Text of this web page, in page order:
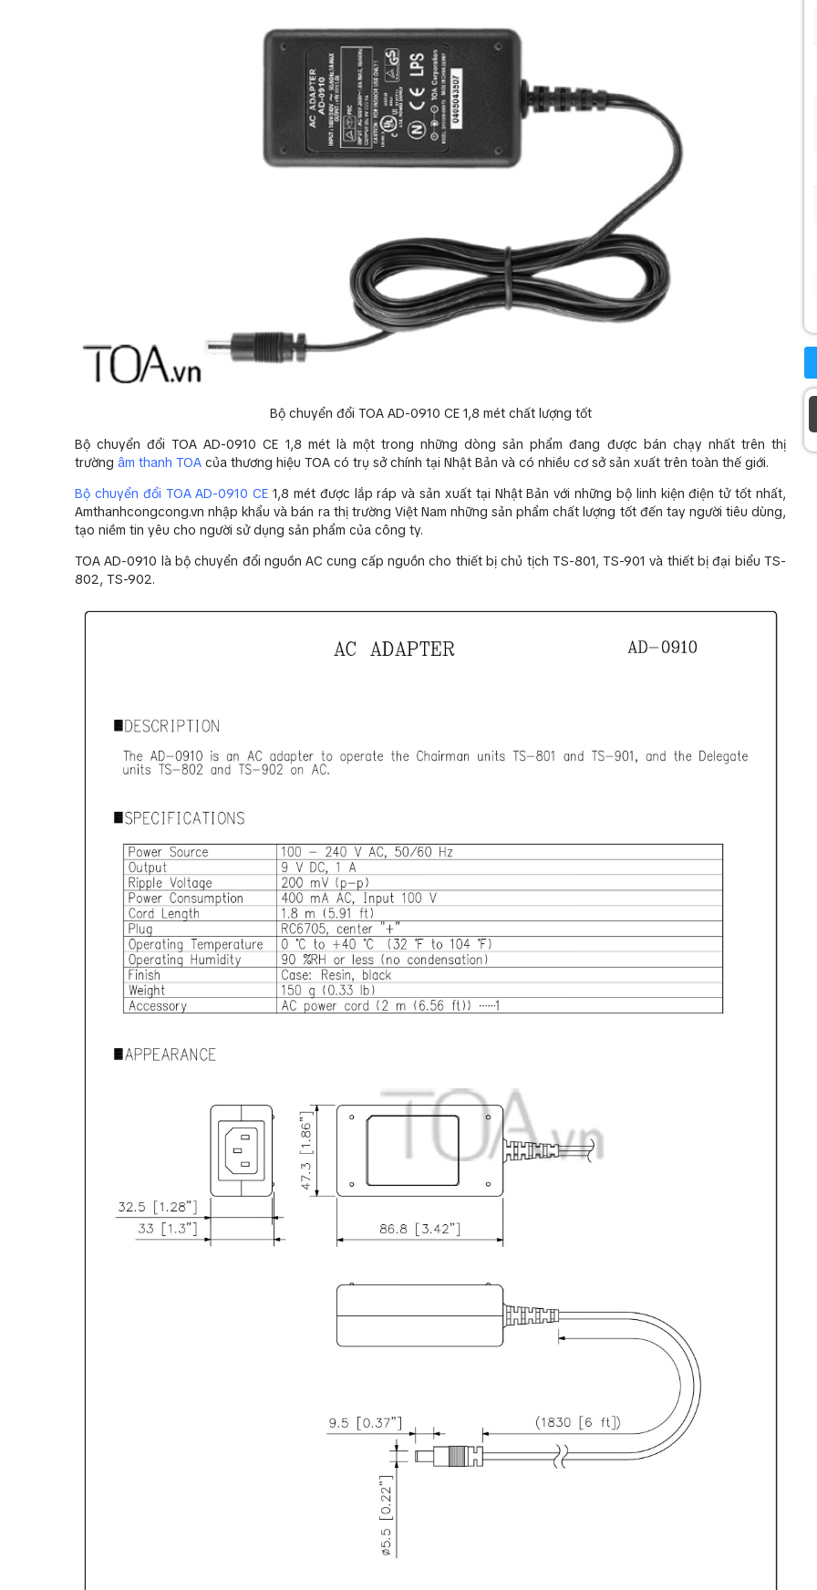
Bộ chuyển đổi TOA AD-0910 CE 1,8 mét chất lượng tốt
Bộ chuyển đổi TOA AD-0910 CE 1,8 mét là một trong những dòng sản phẩm đang được bán chạy nhất trên thị
trường âm thanh TOA của thương hiệu TOA có trụ sở chính tại Nhật Bản và có nhiều cơ sở sản xuất trên toàn thế giới.
Bộ chuyển đổi TOA AD-0910 CE 1,8 mét được lắp ráp và sản xuất tại Nhật Bản với những bộ linh kiện điện tử tốt nhất,
Amthanhcongcong.vn nhập khẩu và bán ra thị trường Việt Nam những sản phẩm chất lượng tốt đến tay người tiêu dùng,
tạo niềm tin yêu cho người sử dụng sản phẩm của công ty.
TOA AD-0910 là bộ chuyển đổi nguồn AC cung cấp nguồn cho thiết bị chủ tịch TS-801, TS-901 và thiết bị đại biểu TS-
802, TS-902.